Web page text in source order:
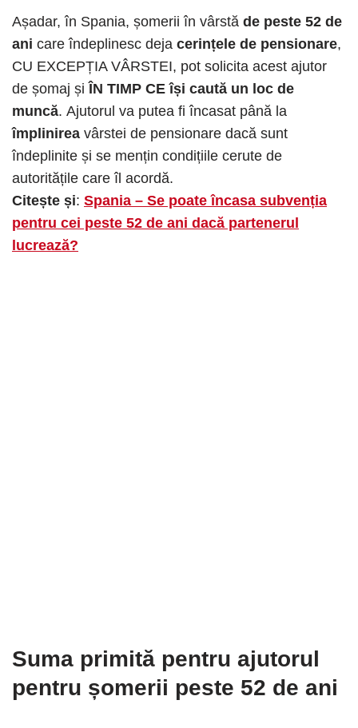
Așadar, în Spania, șomerii în vârstă de peste 52 de
ani care îndeplinesc deja cerințele de pensionare,
CU EXCEPȚIA VÂRSTEI, pot solicita acest ajutor
de șomaj șiÎN TIMP CE își caută un loc de
muncă. Ajutorul va putea fi încasat până la
împlinirea vârstei de pensionare dacă sunt
îndeplinite și se mențin condițiile cerute de
autoritățile care îl acordă.
Citește și: Spania – Se poate încasa subvenția
pentru cei peste 52 de ani dacă partenerul
lucrează?
Suma primită pentru ajutorul
pentru șomerii peste 52 de ani